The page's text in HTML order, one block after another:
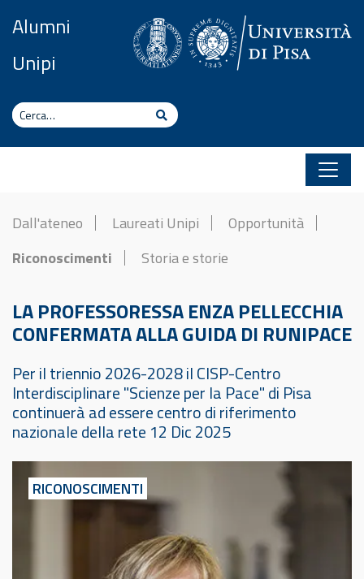
Alumni
Unipi
Cerca Cerca
Dall'ateneo Laureati Unipi
Opportunità
Riconoscimenti
Storia e storie
LA PROFESSORESSA ENZA PELLECCHIA
CONFERMATA ALLA GUIDA DI RUNIPACE
Per il triennio 2026-2028 il CISP-Centro
Interdisciplinare "Scienze per la Pace" di Pisa
continuerà ad essere centro di riferimento
nazionale della rete 12 Dic 2025
RICONOSCIMENTI